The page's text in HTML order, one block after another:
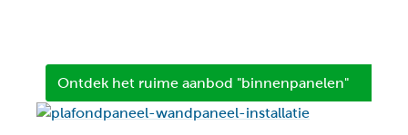
Ontdek het ruime aanbod "binnenpanelen"